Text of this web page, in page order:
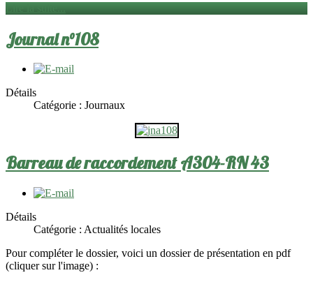
Lire la suite...
Journal n°108
Détails
Catégorie : Journaux
Barreau de raccordement A304-RN 43
Détails
Catégorie : Actualités locales
Pour compléter le dossier, voici un dossier de présentation en pdf
(cliquer sur l'image) :